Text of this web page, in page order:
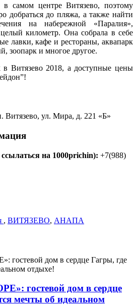
самом центре Витязево, поэтому
добраться до пляжа, а также найти
на набережной «Паралия»,
целый километр. Она собрала в себе
лавки, кафе и рестораны, аквапарк
зоопарк и многое другое.
Витязево 2018, а доступные цены
Витязево, ул. Мира, д. 221 «Б»
на 1000prichin): +7(988)
, ВИТЯЗЕВО, АНАПА
гостевой дом в сердце
мечты об идеальном